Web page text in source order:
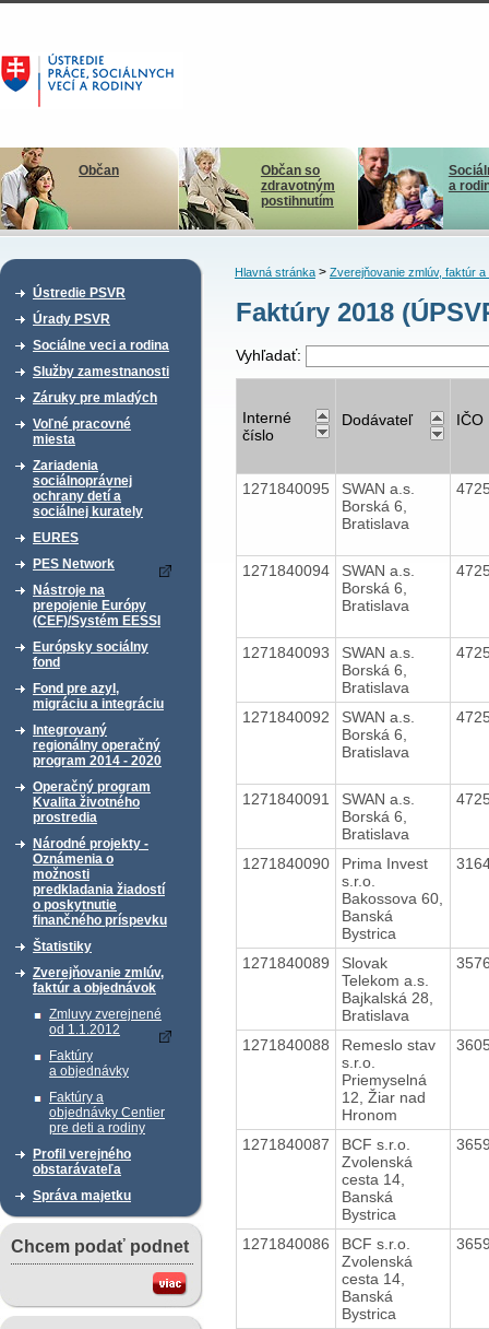
Občan
Občan so
zdravotným
postihnutím
a
Ústredie PSVR
Úrady PSVR
Sociálne veci a rodina
Služby zamestnanosti
Záruky pre mladých
Voľné pracovné
miesta
Zariadenia
sociálnoprávnej
ochrany detí a
sociálnej kurately
EURES
PES Network
Nástroje na
prepojenie Európy
(CEF)/Systém EESSI
Európsky sociálny
fond
Fond pre azyl,
migráciu a integráciu
Integrovaný
regionálny operačný
program 2014 - 2020
Operačný program
Kvalita životného
prostredia
Národné projekty -
Oznámenia o
možnosti
predkladania žiadostí
o poskytnutie
finančného príspevku
Štatistiky
Zverejňovanie zmlúv,
faktúr a objednávok
Zmluvy zverejnené
od 1.1.2012
Faktúry
a objednávky
Faktúry a
objednávky Centier
pre deti a rodiny
Profil verejného
obstarávateľa
Správa majetku
Chcem podať podnet
Hlavná stránka> Zverejňovanie zmlúv, faktúr a
Faktúry 2018
Vyhľadať:
Interné
číslo
Dodávateľ IČO
1271840095
SWAN a.s.
Borská 6,
Bratislava
1271840094
SWAN a.s.
Borská 6,
Bratislava
1271840093
SWAN a.s.
Borská 6,
Bratislava
1271840092
SWAN a.s.
Borská 6,
Bratislava
1271840091
SWAN a.s.
Borská 6,
Bratislava
1271840090
Prima Invest
s.r.o.
Bakossova 60,
Banská
Bystrica
1271840089
Slovak
Telekom a.s.
Bajkalská 28,
Bratislava
1271840088
Remeslo stav
s.r.o.
Priemyselná
12, Žiar nad
Hronom
1271840087
BCF s.r.o.
Zvolenská
cesta 14,
Banská
Bystrica
1271840086
BCF s.r.o.
Zvolenská
cesta 14,
Banská
Bystrica